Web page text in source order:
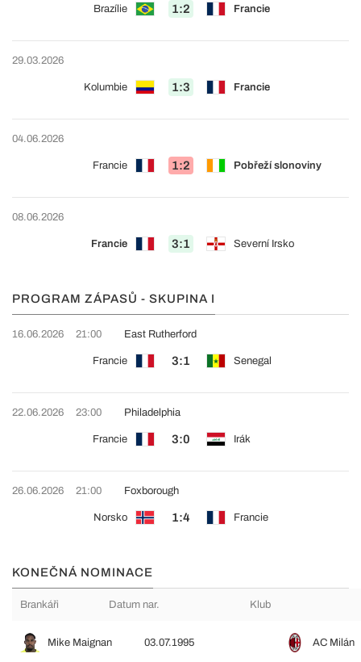
Brazílie 1:2 Francie
29.03.2026
Kolumbie 1:3 Francie
04.06.2026
Francie 1:2 Pobřeží slonoviny
08.06.2026
Francie 3:1 Severní Irsko
PROGRAM ZÁPASŮ - SKUPINA I
16.06.2026 21:00
Francie 3:1 Senegal
East Rutherford
22.06.2026 23:00
Francie 3:0 Irák
Philadelphia
26.06.2026 21:00
Norsko 1:4 Francie
Foxborough
KONEČNÁ NOMINACE
Brankáři Datum nar. Klub
Mike Maignan 03.07.1995 AC Milán